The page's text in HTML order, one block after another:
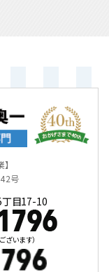
号
目17-10
ざいます）